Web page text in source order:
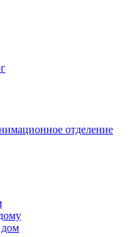
отделение
дом